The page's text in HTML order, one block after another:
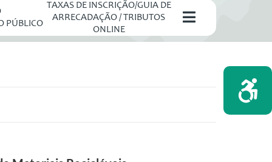
PÚBLICO
TAXAS DE INSCRIÇÃO/GUIA DE
ARRECADAÇÃO / TRIBUTOS
ONLINE